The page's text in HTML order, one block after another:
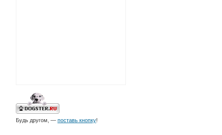
Будь другом, — поставь кнопку!